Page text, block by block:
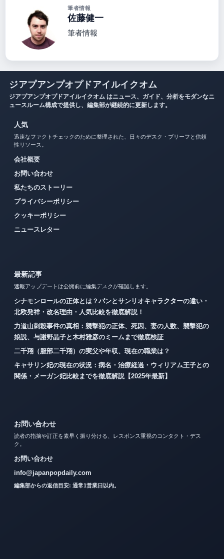
筆者情報
佐藤健一
筆者情報
ジアプアンプオプドアイルイクオム
ジアプアンプオプドアイルイクオム はニュース、ガイド、分析をモダンなニ
ュースルーム構成で提供し、編集部が継続的に更新します。
人気
迅速なファクトチェックのために整理された、日々のデスク・ブリーフと信頼
性リソース。
会社概要
お問い合わせ
私たちのストーリー
プライバシーポリシー
クッキーポリシー
ニュースレター
最新記事
速報アップデートは公開前に編集デスクが確認します。
シナモンロールの正体とは？パンとサンリオキャラクターの違い・
北欧発祥・改名理由・人気比較を徹底解説！
力道山刺殺事件の真相：襲撃犯の正体、死因、妻の人数、襲撃犯の
娘説、与謝野晶子と木村雅彦のミームまで徹底検証
二千翔（服部二千翔）の実父や年収、現在の職業は？
キャサリン妃の現在の状況：病名・治療経過・ウィリアム王子との
関係・メーガン妃比較までを徹底解説【2025年最新】
お問い合わせ
読者の指摘や訂正を素早く振り分ける、レスポンス重視のコンタクト・デス
ク。
お問い合わせ
info@japanpopdaily.com
編集部からの返信目安: 通常1営業日以内。